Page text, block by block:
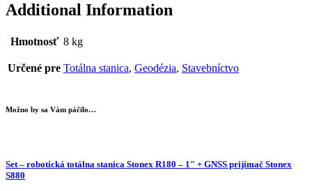
Additional Information
Hmotnosť 8 kg
Určené pre Totálna stanica, Geodézia, Stavebníctvo
Možno by sa Vám páčilo…
Set – robotická totálna stanica Stonex R180 – 1″ + GNSS prijímač Stonex
S880